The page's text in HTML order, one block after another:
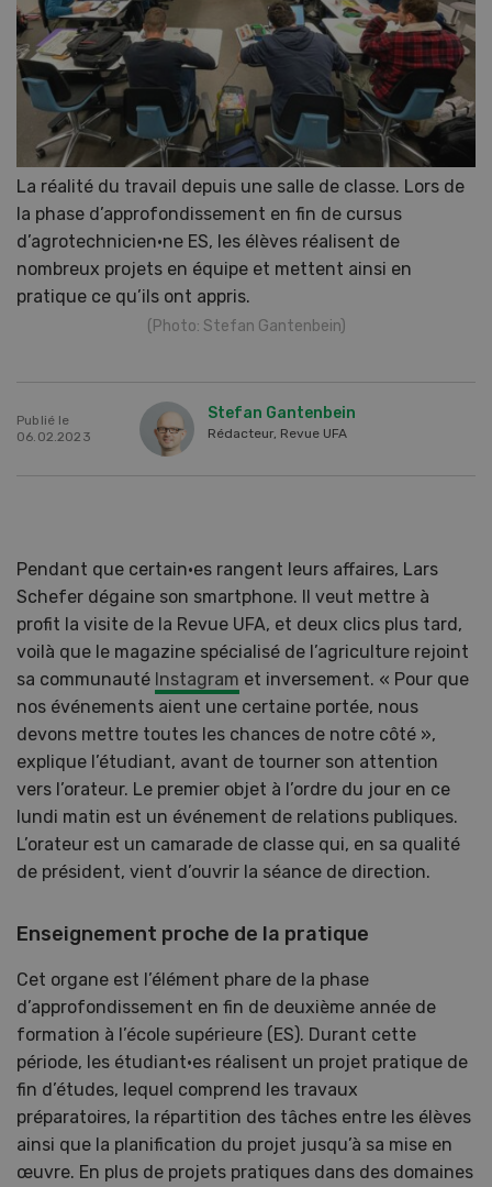
La réalité du travail depuis une salle de classe. Lors de
la phase d’approfondissement en fin de cursus
d’agrotechnicien·ne ES, les élèves réalisent de
nombreux projets en équipe et mettent ainsi en
pratique ce qu’ils ont appris.
(Photo: Stefan Gantenbein)
Publié le
06.02.2023
Stefan Gantenbein
Rédacteur, Revue UFA
Pendant que certain·es rangent leurs affaires, Lars
Schefer dégaine son smartphone. Il veut mettre à
profit la visite de la Revue UFA, et deux clics plus tard,
voilà que le magazine spécialisé de l’agriculture rejoint
sa communauté Instagram et inversement. « Pour que
nos événements aient une certaine portée, nous
devons mettre toutes les chances de notre côté »,
explique l’étudiant, avant de tourner son attention
vers l’orateur. Le premier objet à l’ordre du jour en ce
lundi matin est un événement de relations publiques.
L’orateur est un camarade de classe qui, en sa qualité
de président, vient d’ouvrir la séance de direction.
Enseignement proche de la pratique
Cet organe est l’élément phare de la phase
d’approfondissement en fin de deuxième année de
formation à l’école supérieure (ES). Durant cette
période, les étudiant·es réalisent un projet pratique de
fin d’études, lequel comprend les travaux
préparatoires, la répartition des tâches entre les élèves
ainsi que la planification du projet jusqu’à sa mise en
œuvre. En plus de projets pratiques dans des domaines